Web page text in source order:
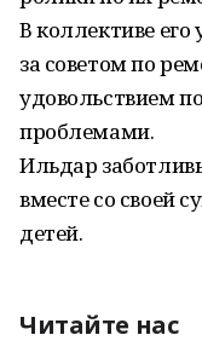
В коллективе
за советом по
удовольствием
проблемами.
Ильдар
вместе со своей
детей.
Читайте нас